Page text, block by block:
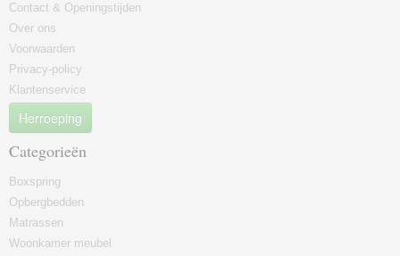
Contact & Openingstijden
Over ons
Voorwaarden
Privacy-policy
Klantenservice
Herroeping
Categorieën
Boxspring
Opbergbedden
Matrassen
Woonkamer meubel